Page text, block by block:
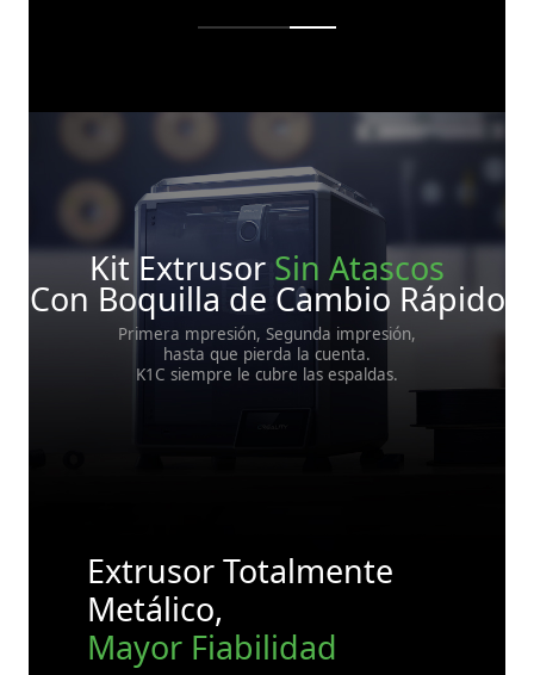
Kit Extrusor Sin Atascos
Con Boquilla de Cambio Rápido
Primera mpresión, Segunda impresión,
hasta que pierda la cuenta.
K1C siempre le cubre las espaldas.
Extrusor Totalmente
Metálico,
Mayor Fiabilidad